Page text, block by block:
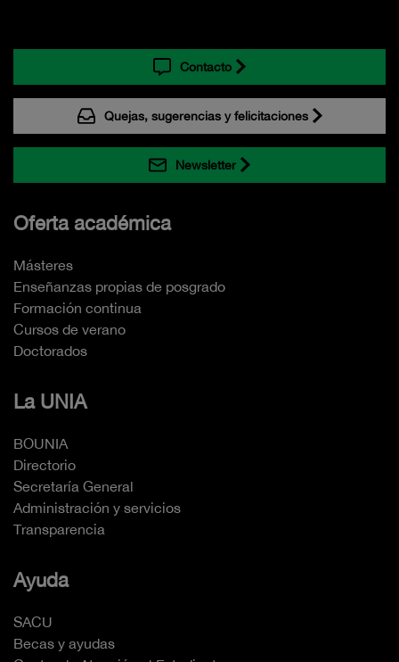
Contacto
Quejas, sugerencias y felicitaciones
Newsletter
Oferta académica
Másteres
Enseñanzas propias de posgrado
Formación continua
Cursos de verano
Doctorados
La UNIA
BOUNIA
Directorio
Secretaría General
Administración y servicios
Transparencia
Ayuda
SACU
Becas y ayudas